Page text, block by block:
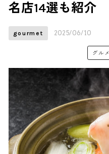
名店14選も紹介
gourmet 2025/06/10
グルメ